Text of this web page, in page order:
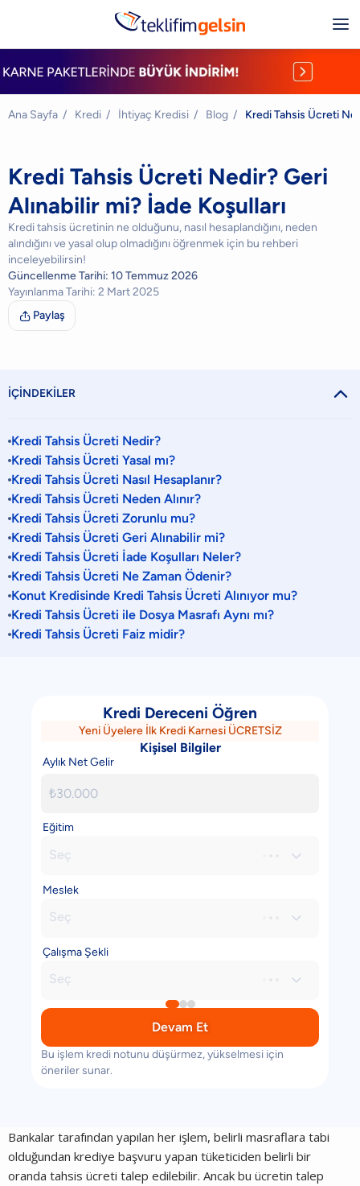
Ana Sayfa / Kredi / İhtiyaç Kredisi / Blog / Kredi Tahsis Ücreti
Kredi Tahsis Ücreti Nedir? Geri
Alınabilir mi? İade Koşulları
Kredi tahsis ücretinin ne olduğunu, nasıl hesaplandığını, neden
alındığını ve yasal olup olmadığını öğrenmek için bu rehberi
inceleyebilirsin!
Güncellenme Tarihi: 10 Temmuz 2026
Yayınlanma Tarihi: 2 Mart 2025
 Paylaş
İÇİNDEKİLER 
Kredi Tahsis Ücreti Nedir?
Kredi Tahsis Ücreti Yasal mı?
Kredi Tahsis Ücreti Nasıl Hesaplanır?
Kredi Tahsis Ücreti Neden Alınır?
Kredi Tahsis Ücreti Zorunlu mu?
Kredi Tahsis Ücreti Geri Alınabilir mi?
Kredi Tahsis Ücreti İade Koşulları Neler?
Kredi Tahsis Ücreti Ne Zaman Ödenir?
Konut Kredisinde Kredi Tahsis Ücreti Alınıyor mu?
Kredi Tahsis Ücreti ile Dosya Masrafı Aynı mı?
Kredi Tahsis Ücreti Faiz midir?
Kredi Dereceni Öğren
Yeni Üyelere İlk Kredi Karnesi ÜCRETSİZ
Kişisel Bilgiler
Aylık Net Gelir
Eğitim
Seç 
Meslek
Seç 
Çalışma Şekli
Seç 
Devam Et
Bu işlem kredi notunu düşürmez, yükselmesi için
öneriler sunar.
Bankalar tarafından yapılan her işlem, belirli masraflara tabi
olduğundan krediye başvuru yapan tüketiciden belirli bir
oranda tahsis ücreti talep edilebilir. Ancak bu ücretin talep